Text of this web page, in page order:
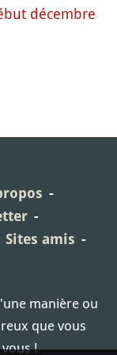
décembre
Sites amis
manière ou
que vous
!